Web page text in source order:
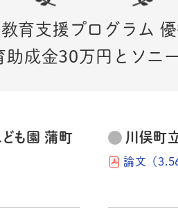
育支援プログラム
助成金30万円とソニ
も園 蒲町
川俣町
論文（